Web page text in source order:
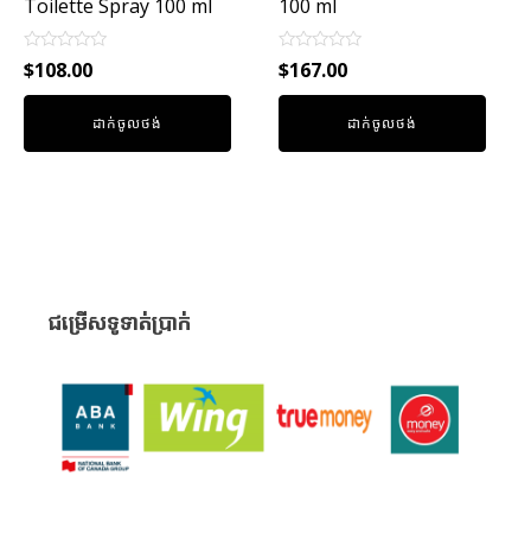
Toilette Spray 100 ml
Rated
0
out
$108.00
ដាក់ចូលថង់
100 ml
Rated
0
out
$167.00
ដាក់ចូលថង់
ជម្រើសទូទាត់ប្រាក់